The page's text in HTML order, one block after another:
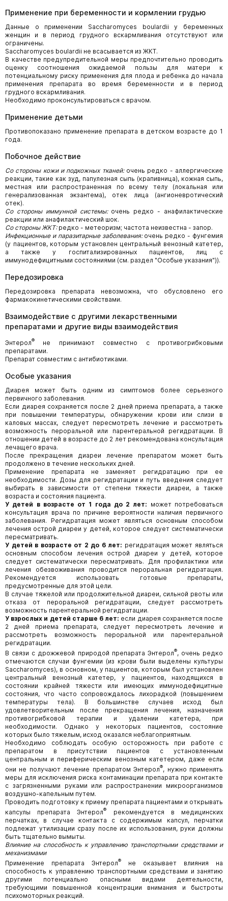
Применение при беременности и кормлении грудью
Данные о применении Saccharomyces boulardii у беременных
женщин и в период грудного вскармливания отсутствуют или
ограничены.
Saccharomyces boulardii не всасывается из ЖКТ.
В качестве предупредительной меры предпочтительно проводить
оценку соотношения ожидаемой пользы для матери к
потенциальному риску применения для плода и ребенка до начала
применения препарата во время беременности и в период
грудного вскармливания.
Необходимо проконсультироваться с врачом.
Применение детьми
Противопоказано применение препарата в детском возрасте до 1
года.
Побочное действие
Со стороны кожи и подкожных тканей:очень редко - аллергические
реакции, такие как зуд, папулезная сыпь (крапивница), кожная сыпь,
местная или распространенная по всему телу (локальная или
генерализованная экзантема), отек лица (ангионевротический
отек).
Со стороны иммунной системы:очень редко - анафилактические
реакции или анафилактический шок.
Со стороны ЖКТ:редко - метеоризм; частота неизвестна - запор.
Инфекционные и паразитарные заболевания:очень редко - фунгемия
(у пациентов, которым установлен центральный венозный катетер,
а также у госпитализированных пациентов, лиц с
иммунодефицитными состояниями (см. раздел "Особые указания")).
Передозировка
Передозировка препарата невозможна, что обусловлено его
фармакокинетическими свойствами.
Взаимодействие с другими лекарственными
препаратами и другие виды взаимодействия
Энтерол®
не принимают совместно с противогрибковыми
препаратами.
Препарат совместим с антибиотиками.
Особые указания
Диарея может быть одним из симптомов более серьезного
первичного заболевания.
Если диарея сохраняется после 2 дней приема препарата, а также
при повышении температуры, обнаружении крови или слизи в
каловых массах, следует пересмотреть лечение и рассмотреть
возможность пероральной или парентеральной регидратации. В
отношении детей в возрасте до 2 лет рекомендована консультация
лечащего врача.
После прекращения диареи лечение препаратом может быть
продолжено в течение нескольких дней.
Применение препарата не заменяет регидратацию при ее
необходимости. Дозы для регидратации и путь введения следует
выбирать в зависимости от степени тяжести диареи, а также
возраста и состояния пациента.
У детей в возрасте от 1 года до 2 лет: может потребоваться
консультация врача по причине вероятности наличия первичного
заболевания. Регидратация может являться основным способом
лечения острой диареи у детей, которое следует систематически
пересматривать.
У детей в возрасте от 2 до 6 лет: регидратация может являться
основным способом лечения острой диареи у детей, которое
следует систематически пересматривать. Для профилактики или
лечения обезвоживания проводится пероральная регидратация.
Рекомендуется использовать готовые препараты,
предусмотренные для этой цели.
В случае тяжелой или продолжительной диареи, сильной рвоты или
отказа от пероральной регидратации, следует рассмотреть
возможность парентеральной регидратации.
У взрослых и детей старше 6 лет: если диарея сохраняется после
2 дней приема препарата, следует пересмотреть лечение и
рассмотреть возможность пероральной или парентеральной
регидратации.
В связи с дрожжевой природой препарата Энтерол®, очень редко
отмечаются случаи фунгемии (из крови были выделены культуры
Saccharomyces), в основном, у пациентов, которым был установлен
центральный венозный катетер, у пациентов, находящихся в
состоянии крайней тяжести или имеющих иммунодефицитные
состояния, что часто сопровождалось лихорадкой (повышением
температуры тела). В большинстве случаев исход был
удовлетворительным после прекращения лечения, назначения
противогрибковой терапии и удалении катетера, при
необходимости. Однако у некоторых пациентов, состояние
которых было тяжелым, исход оказался неблагоприятным.
Необходимо соблюдать особую осторожность при работе с
препаратом в присутствии пациентов с установленным
центральным и периферическим венозным катетером, даже если
они не получают лечение препаратом Энтерол®, нужно применять
меры для исключения риска контаминации препарата при контакте
с загрязненными руками или распространении микроорганизмов
воздушно-капельным путем.
Проводить подготовку к приему препарата пациентами и открывать
капсулы препарата Энтерол®
рекомендуется в медицинских
перчатках, в случае контакта с содержимым капсул, перчатки
подлежат утилизации сразу после их использования, руки должны
быть тщательно вымыты.
Влияние на способность к управлению транспортными средствами и
механизмами
Применение препарата Энтерол®
не оказывает влияния на
способность к управлению транспортными средствами и занятию
другими потенциально опасными видами деятельности,
требующими повышенной концентрации внимания и быстроты
психомоторных реакций.